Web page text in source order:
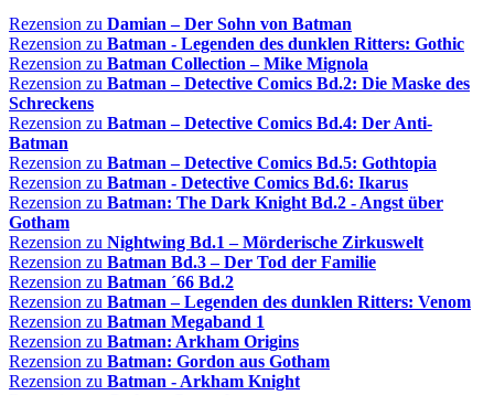
Rezension zu Damian – Der Sohn von Batman
Rezension zu Batman - Legenden des dunklen Ritters: Gothic
Rezension zu Batman Collection – Mike Mignola
Rezension zu Batman – Detective Comics Bd.2: Die Maske des
Schreckens
Rezension zu Batman – Detective Comics Bd.4: Der Anti-
Batman
Rezension zu Batman – Detective Comics Bd.5: Gothtopia
Rezension zu Batman - Detective Comics Bd.6: Ikarus
Rezension zu Batman: The Dark Knight Bd.2 - Angst über
Gotham
Rezension zu Nightwing Bd.1 – Mörderische Zirkuswelt
Rezension zu Batman Bd.3 – Der Tod der Familie
Rezension zu Batman ´66 Bd.2
Rezension zu Batman – Legenden des dunklen Ritters: Venom
Rezension zu Batman Megaband 1
Rezension zu Batman: Arkham Origins
Rezension zu Batman: Gordon aus Gotham
Rezension zu Batman - Arkham Knight